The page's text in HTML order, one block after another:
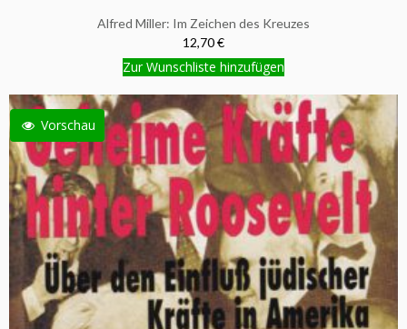
Alfred Miller: Im Zeichen des Kreuzes
12,70 €
Zur Wunschliste hinzufügen
Vorschau